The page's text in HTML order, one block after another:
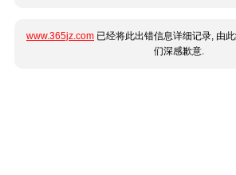
www.365jz.com 已经将此出错信息详细记录, 由
们深感歉意.